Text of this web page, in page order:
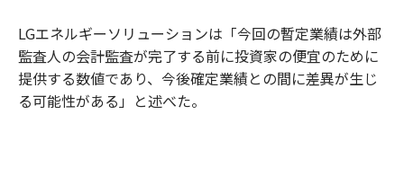
LGエネルギーソリューションは「今回の暫定業績は外部
監査人の会計監査が完了する前に投資家の便宜のために
提供する数値であり、今後確定業績との間に差異が生じ
る可能性がある」と述べた。